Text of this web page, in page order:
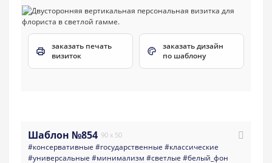
заказать печать
визиток
заказать дизайн
по шаблону
Шаблон №854 90 x 50
#консервативные #государственные #классические
#универсальные #минимализм #светлые #белый_фон